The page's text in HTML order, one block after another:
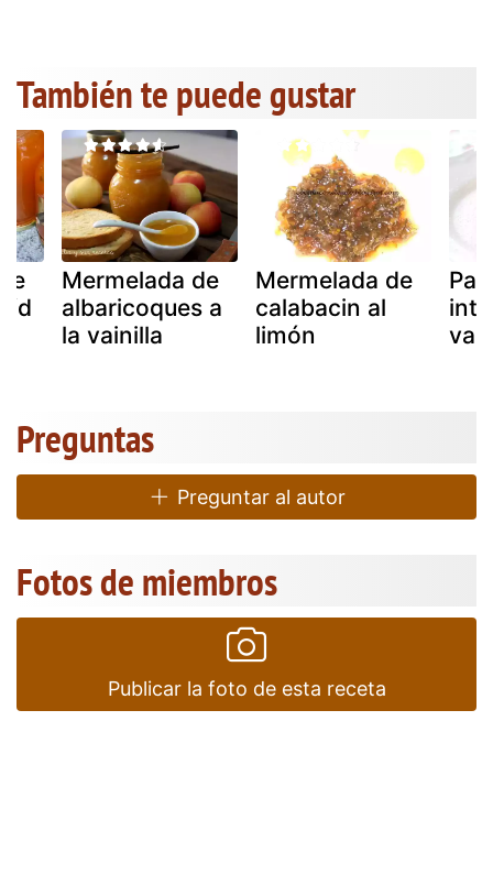
También te puede gustar
d
Mermelada de
albaricoques a
la vainilla
Mermelada de
calabacin al
limón
Preguntas
Preguntar al autor
Fotos de miembros
Publicar la foto de esta receta